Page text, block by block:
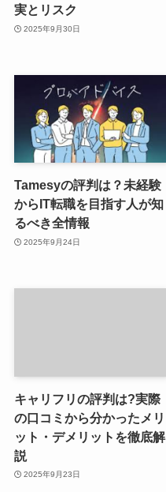
実とリスク
2025年9月30日
Tamesyの評判は？未経験
からIT転職を目指す人が知
るべき全情報
2025年9月24日
キャリフリの評判は?実際
の口コミから分かったメリ
ット・デメリットを徹底解
説
2025年9月23日